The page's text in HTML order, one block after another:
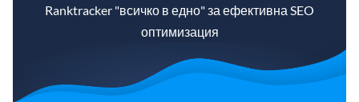
Ranktracker "всичко в едно" за ефективна SEO
оптимизация